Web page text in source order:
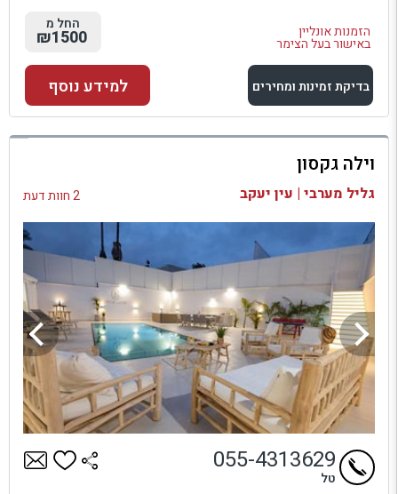
הזמנות אונליין
באישור בעל הצימר
החל מ
₪1500
בדיקת זמינות ומחירים
למתחם זה
בדיקת זמינות ומחירים
למידע נוסף
וילה גקסון
גליל מערבי | עין יעקב 2 חוות דעת
055-4313629
טל